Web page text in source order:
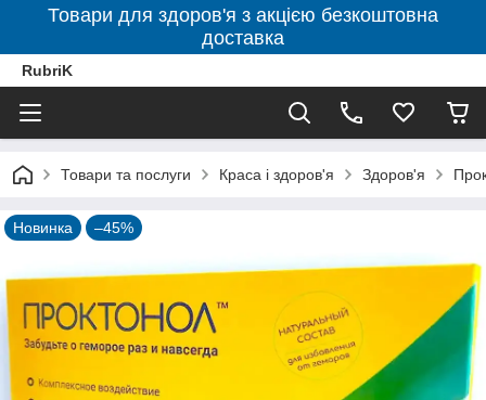
Товари для здоров'я з акцією безкоштовна
доставка
RubriK
Товари та послуги Краса і здоров'я Здоров'я
Новинка –45%